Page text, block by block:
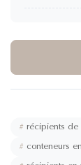
# récipients de
# conteneurs